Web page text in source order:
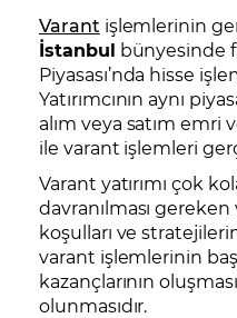
Varant işlemlerinin
İstanbul bünyesinde
Piyasası’nda hisse
Yatırımcının aynı
alım veya satım emri
ile varant işlemleri
Varant yatırımı çok
davranılması
koşulları ve
varant işlemlerinin
kazançlarının
olunmasıdır.